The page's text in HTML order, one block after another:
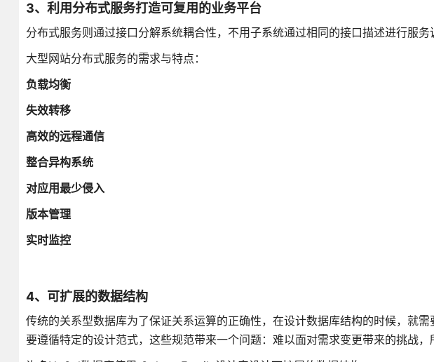
3、利用分布式服务打造可复用的业务平台
分布式服务则通过接口分解系统耦合性，不用子系统通过相同的接口描述进行服务
大型网站分布式服务的需求与特点：
负载均衡
失效转移
高效的远程通信
整合异构系统
对应用最少侵入
版本管理
实时监控
4、可扩展的数据结构
传统的关系型数据库为了保证关系运算的正确性，在设计数据库结构的时候，就
要遵循特定的设计范式，这些规范带来一个问题：难以面对需求变更带来的挑战，